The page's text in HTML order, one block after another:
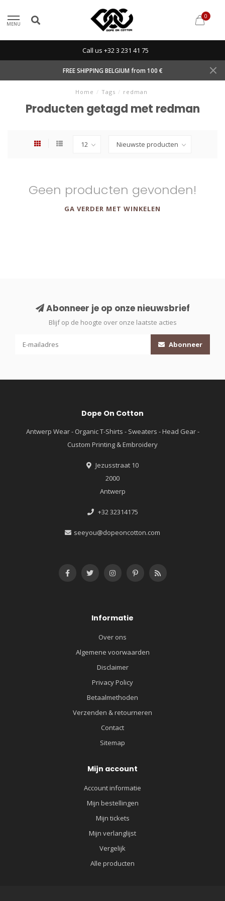
MENU
0
Call us +32 3 231 41 75
FREE SHIPPING BELGIUM from 100 €
Home / Tags / redman
Producten getagd met redman
Geen producten gevonden!
GA VERDER MET WINKELEN
Abonneer je op onze nieuwsbrief
Blijf op de hoogte over onze laatste acties
Abonneer
Dope On Cotton
Antwerp Wear - Organic T-Shirts - Sweaters - Head Gear -
Custom Printing & Embroidery
Jezusstraat 10
2000
Antwerp
+32 32314175
seeyou@dopeoncotton.com
Informatie
Over ons
Algemene voorwaarden
Disclaimer
Privacy Policy
Betaalmethoden
Verzenden & retourneren
Contact
Sitemap
Mijn account
Account informatie
Mijn bestellingen
Mijn tickets
Mijn verlanglijst
Vergelijk
Alle producten